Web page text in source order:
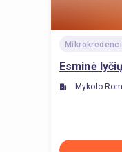
Esminė
Mykolo